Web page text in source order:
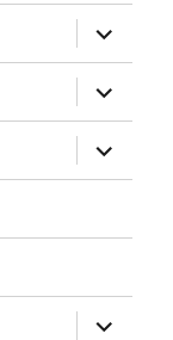
anzeigen
anzeigen
anzeigen